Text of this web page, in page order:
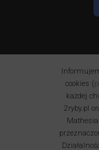
cookies (
każdej
2ryby.pl